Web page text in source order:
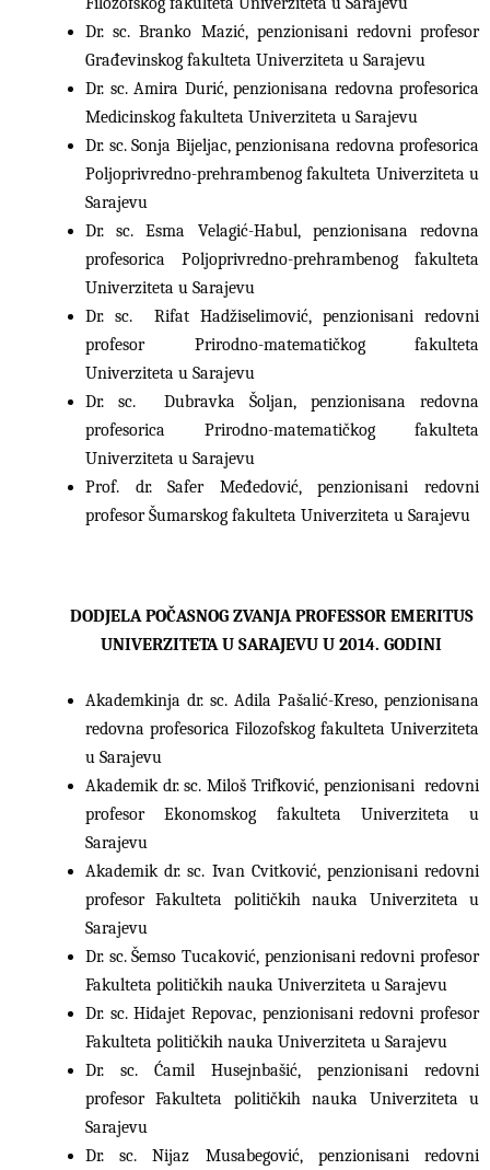
Dr. sc. Branko Mazić, penzionisani redovni profesor
Građevinskog fakulteta Univerziteta u Sarajevu
Dr. sc. Amira Durić, penzionisana redovna profesorica
Medicinskog fakulteta Univerziteta u Sarajevu
Dr. sc. Sonja Bijeljac, penzionisana redovna profesorica
Poljoprivredno-prehrambenog fakulteta Univerziteta u
Sarajevu
Dr. sc. Esma Velagić-Habul, penzionisana redovna
profesorica Poljoprivredno-prehrambenog fakulteta
Univerziteta u Sarajevu
Dr. sc. Rifat Hadžiselimović, penzionisani redovni
profesor Prirodno-matematičkog fakulteta
Univerziteta u Sarajevu
Dr. sc. Dubravka Šoljan, penzionisana redovna
profesorica Prirodno-matematičkog fakulteta
Univerziteta u Sarajevu
Prof. dr. Safer Međedović, penzionisani redovni
profesor Šumarskog fakulteta Univerziteta u Sarajevu
DODJELA POČASNOG ZVANJA PROFESSOR EMERITUS
UNIVERZITETA U SARAJEVU U 2014. GODINI
Akademkinja dr. sc. Adila Pašalić-Kreso, penzionisana
redovna profesorica Filozofskog fakulteta Univerziteta
u Sarajevu
Akademik dr. sc. Miloš Trifković, penzionisani redovni
profesor Ekonomskog fakulteta Univerziteta u
Sarajevu
Akademik dr. sc. Ivan Cvitković, penzionisani redovni
profesor Fakulteta političkih nauka Univerziteta u
Sarajevu
Dr. sc. Šemso Tucaković, penzionisani redovni profesor
Fakulteta političkih nauka Univerziteta u Sarajevu
Dr. sc. Hidajet Repovac, penzionisani redovni profesor
Fakulteta političkih nauka Univerziteta u Sarajevu
Dr. sc. Ćamil Husejnbašić, penzionisani redovni
profesor Fakulteta političkih nauka Univerziteta u
Sarajevu
Dr. sc. Nijaz Musabegović, penzionisani redovni